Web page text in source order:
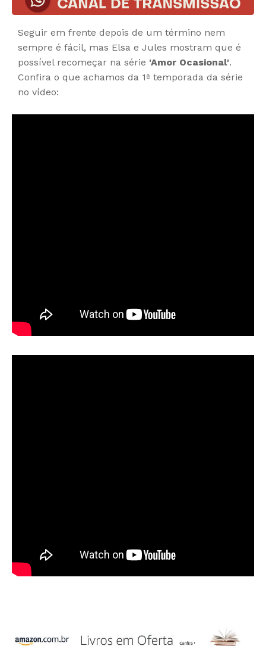
Seguir em frente depois de um término nem
sempre é fácil, mas Elsa e Jules mostram que é
possível recomeçar na série 'Amor Ocasional'.
Confira o que achamos da 1ª temporada da série
no vídeo: